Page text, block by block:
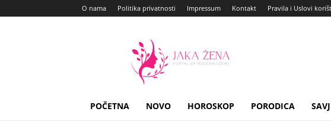
O nama Politika privatnosti Impressum Kontakt Pravila i Uslovi
Zena
POČETNA NOVO HOROSKOP PORODICA